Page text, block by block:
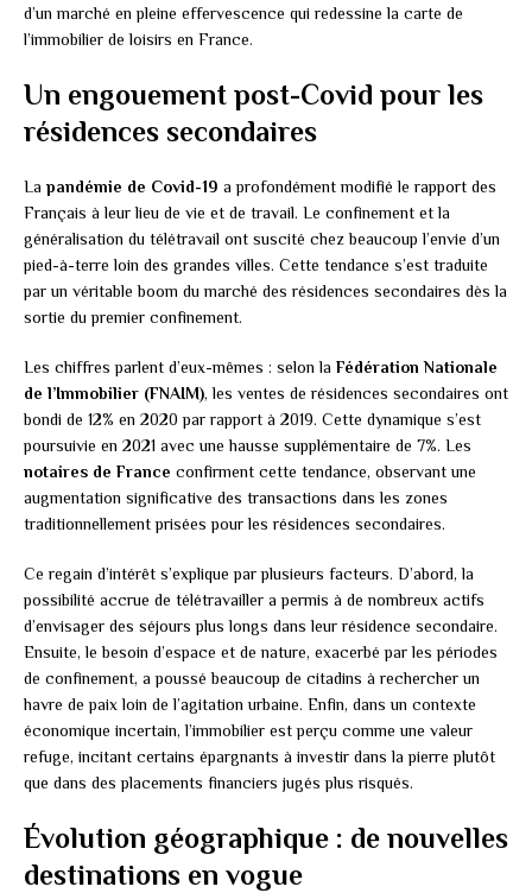
d’un marché en pleine effervescence qui redessine la carte de
l’immobilier de loisirs en France.
Un engouement post-Covid pour les
résidences secondaires
La pandémie de Covid-19 a profondément modifié le rapport des
Français à leur lieu de vie et de travail. Le confinement et la
généralisation du télétravail ont suscité chez beaucoup l’envie d’un
pied-à-terre loin des grandes villes. Cette tendance s’est traduite
par un véritable boom du marché des résidences secondaires dès la
sortie du premier confinement.
Les chiffres parlent d’eux-mêmes : selon la Fédération Nationale
de l’Immobilier (FNAIM), les ventes de résidences secondaires ont
bondi de 12% en 2020 par rapport à 2019. Cette dynamique s’est
poursuivie en 2021 avec une hausse supplémentaire de 7%. Les
notaires de France confirment cette tendance, observant une
augmentation significative des transactions dans les zones
traditionnellement prisées pour les résidences secondaires.
Ce regain d’intérêt s’explique par plusieurs facteurs. D’abord, la
possibilité accrue de télétravailler a permis à de nombreux actifs
d’envisager des séjours plus longs dans leur résidence secondaire.
Ensuite, le besoin d’espace et de nature, exacerbé par les périodes
de confinement, a poussé beaucoup de citadins à rechercher un
havre de paix loin de l’agitation urbaine. Enfin, dans un contexte
économique incertain, l’immobilier est perçu comme une valeur
refuge, incitant certains épargnants à investir dans la pierre plutôt
que dans des placements financiers jugés plus risqués.
Évolution géographique : de nouvelles
destinations en vogue